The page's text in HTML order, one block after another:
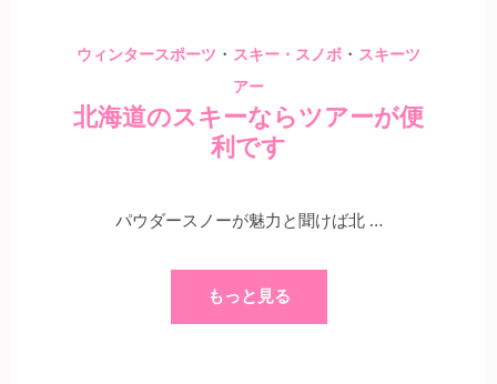
ウィンタースポーツ ・ スキー・スノボ ・ スキーツ
アー
北海道のスキーならツアーが便
利です
パウダースノーが魅力と聞けば北 …
もっと見る